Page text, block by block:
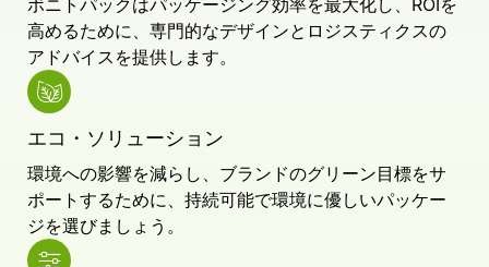
ボニトパックはパッケージング効率を最大化し、ROIを
高めるために、専門的なデザインとロジスティクスの
アドバイスを提供します。
エコ・ソリューション
環境への影響を減らし、ブランドのグリーン目標をサ
ポートするために、持続可能で環境に優しいパッケー
ジを選びましょう。